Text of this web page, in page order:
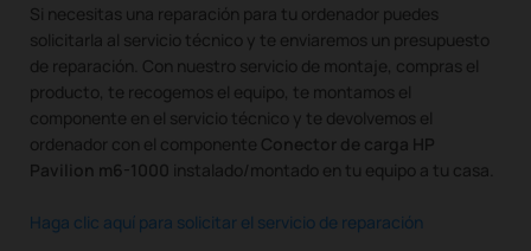
Si necesitas una reparación para tu ordenador puedes
solicitarla al servicio técnico y te enviaremos un presupuesto
de reparación. Con nuestro servicio de montaje, compras el
producto, te recogemos el equipo, te montamos el
componente en el servicio técnico y te devolvemos el
ordenador con el componente Conector de carga HP
Pavilion m6-1000 instalado/montado en tu equipo a tu casa.
Haga clic aquí para solicitar el servicio de reparación